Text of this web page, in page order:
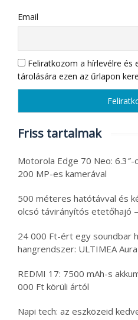
Email
Feliratkozom a hírlevélre és
tárolására ezen az űrlapon
Friss tartalmak
Motorola Edge 70 Neo:
200 MP-es kamerával
500 méteres hatótávval és
olcsó távirányítós etetőhajó
24 000 Ft-ért egy soundbar
hangrendszer: ULTIMEA
REDMI 17: 7500 mAh-s
000 Ft körüli ártól
Napi tech: az eszközeid